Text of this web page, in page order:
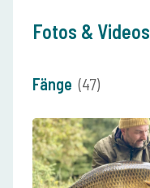
Fotos & Videos
Fänge (47)